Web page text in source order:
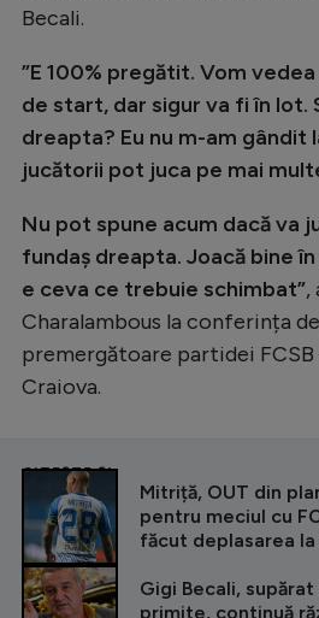
Becali.
”E 100% pregătit. Vom
de start, dar sigur va fi în lot.
dreapta? Eu nu m-am gândit
jucătorii pot juca pe mai
Nu pot spune acum dacă va
fundaș dreapta. Joacă bine
e ceva ce trebuie schimbat”,
Charalambous la conferința
premergătoare partidei
Craiova.
CITEȘTE ȘI
Mitriță, OUT din
pentru meciul cu
făcut deplasarea la
Gigi Becali,
primite, continuă